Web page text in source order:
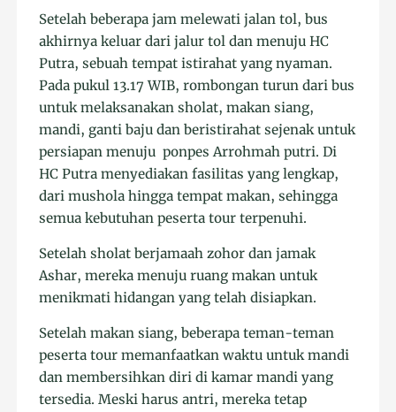
Setelah beberapa jam melewati jalan tol, bus
akhirnya keluar dari jalur tol dan menuju HC
Putra, sebuah tempat istirahat yang nyaman.
Pada pukul 13.17 WIB, rombongan turun dari bus
untuk melaksanakan sholat, makan siang,
mandi, ganti baju dan beristirahat sejenak untuk
persiapan menuju ponpes Arrohmah putri. Di
HC Putra menyediakan fasilitas yang lengkap,
dari mushola hingga tempat makan, sehingga
semua kebutuhan peserta tour terpenuhi.
Setelah sholat berjamaah zohor dan jamak
Ashar, mereka menuju ruang makan untuk
menikmati hidangan yang telah disiapkan.
Setelah makan siang, beberapa teman-teman
peserta tour memanfaatkan waktu untuk mandi
dan membersihkan diri di kamar mandi yang
tersedia. Meski harus antri, mereka tetap